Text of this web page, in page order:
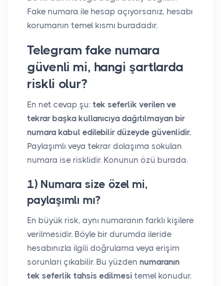
Fake numara ile hesap açıyorsanız, hesabı
korumanın temel kısmı buradadır.
Telegram fake numara
güvenli mi, hangi şartlarda
riskli olur?
En net cevap şu: tek seferlik verilen ve
tekrar başka kullanıcıya dağıtılmayan bir
numara kabul edilebilir düzeyde güvenlidir.
Paylaşımlı veya tekrar dolaşıma sokulan
numara ise risklidir. Konunun özü burada.
1) Numara size özel mi,
paylaşımlı mı?
En büyük risk, aynı numaranın farklı kişilere
verilmesidir. Böyle bir durumda ileride
hesabınızla ilgili doğrulama veya erişim
sorunları çıkabilir. Bu yüzden numaranın
tek seferlik tahsis edilmesi temel konudur.